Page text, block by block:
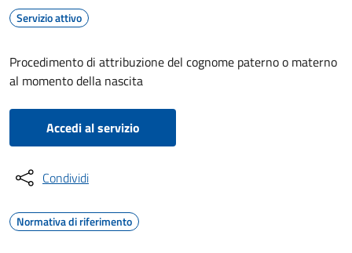
Servizio attivo
Procedimento di attribuzione del cognome paterno o materno
al momento della nascita
Accedi al servizio
Condividi
Normativa di riferimento